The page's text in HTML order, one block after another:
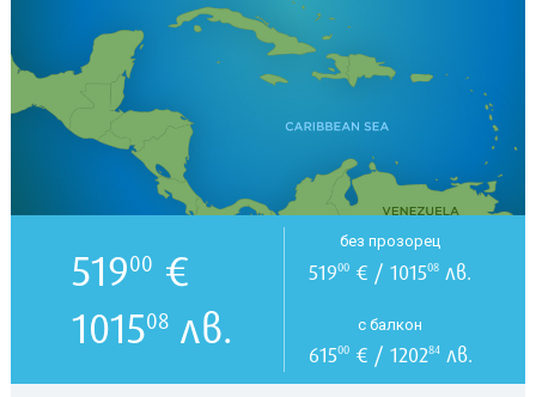
51900 €
101508лв.
без прозорец
51900 € / 101508 лв.
с балкон
61500€ / 120284лв.